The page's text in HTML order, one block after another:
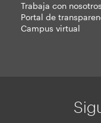
Trabaja con nosotros
Portal de
Campus virtual